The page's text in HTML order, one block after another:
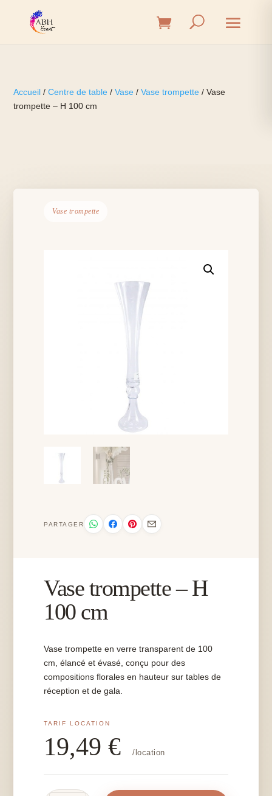
Accueil /Centre de table /Vase /Vase trompette / Vase
trompette – H 100 cm
Vase trompette
PARTAGER
Vase trompette – H
100 cm
Vase trompette en verre transparent de 100
cm, élancé et évasé, conçu pour des
compositions florales en hauteur sur tables de
réception et de gala.
19,49€ /location